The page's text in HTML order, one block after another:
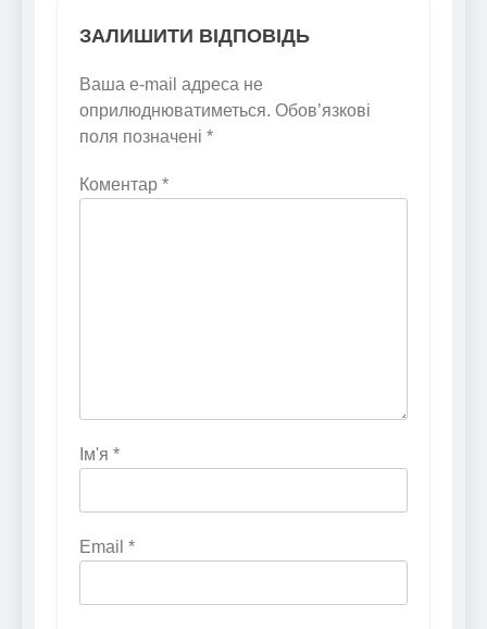
ЗАЛИШИТИ ВІДПОВІДЬ
Ваша e-mail адреса не
оприлюднюватиметься. Обов’язкові
поля позначені *
Коментар *
Ім'я *
Email *